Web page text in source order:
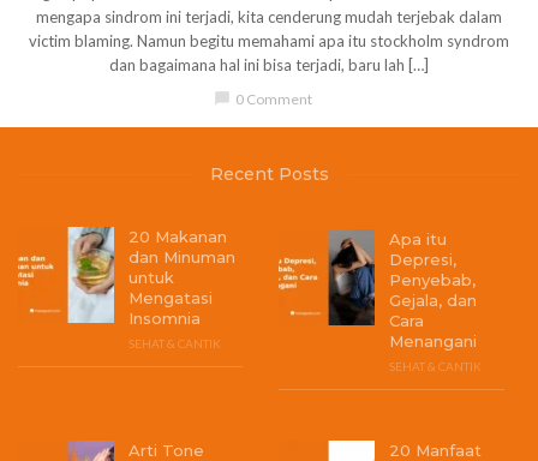
mengapa sindrom ini terjadi, kita cenderung mudah terjebak dalam
victim blaming. Namun begitu memahami apa itu stockholm syndrom
dan bagaimana hal ini bisa terjadi, baru lah […]
chat_bubble 0 Comment
Recent Posts
20 Makanan
dan Minuman
untuk
Mengatasi
Insomnia
SEHAT & CANTIK
Apa itu
Depresi,
Penyebab,
Gejala, dan
Cara
Menangani
SEHAT & CANTIK
Arti Tone 20 Manfaat